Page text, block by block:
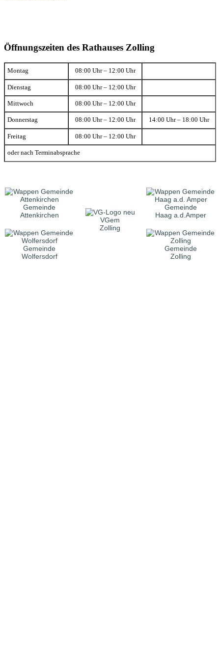
Öffnungszeiten des Rathauses Zolling
Montag 08:00 Uhr – 12:00 Uhr
Dienstag 08:00 Uhr – 12:00 Uhr
Mittwoch 08:00 Uhr – 12:00 Uhr
Donnerstag 08:00 Uhr – 12:00 Uhr 14:00 Uhr – 18:00 Uhr
Freitag 08:00 Uhr – 12:00 Uhr
oder nach Terminabsprache
Gemeinde
Attenkirchen
VGem
Zolling
Gemeinde
Haag a.d.Amper
Gemeinde
Wolfersdorf
Gemeinde
Zolling